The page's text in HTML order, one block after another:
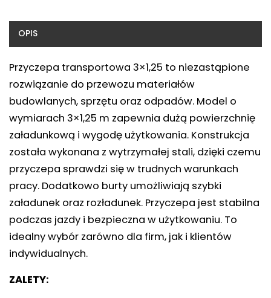
OPIS
Przyczepa transportowa 3×1,25 to niezastąpione
rozwiązanie do przewozu materiałów
budowlanych, sprzętu oraz odpadów. Model o
wymiarach 3×1,25 m zapewnia dużą powierzchnię
załadunkową i wygodę użytkowania. Konstrukcja
została wykonana z wytrzymałej stali, dzięki czemu
przyczepa sprawdzi się w trudnych warunkach
pracy. Dodatkowo burty umożliwiają szybki
załadunek oraz rozładunek. Przyczepa jest stabilna
podczas jazdy i bezpieczna w użytkowaniu. To
idealny wybór zarówno dla firm, jak i klientów
indywidualnych.
ZALETY: